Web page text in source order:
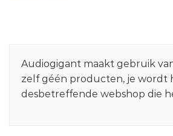
Audiogigant maakt gebruik
zelf géén producten, je wordt
desbetreffende webshop die